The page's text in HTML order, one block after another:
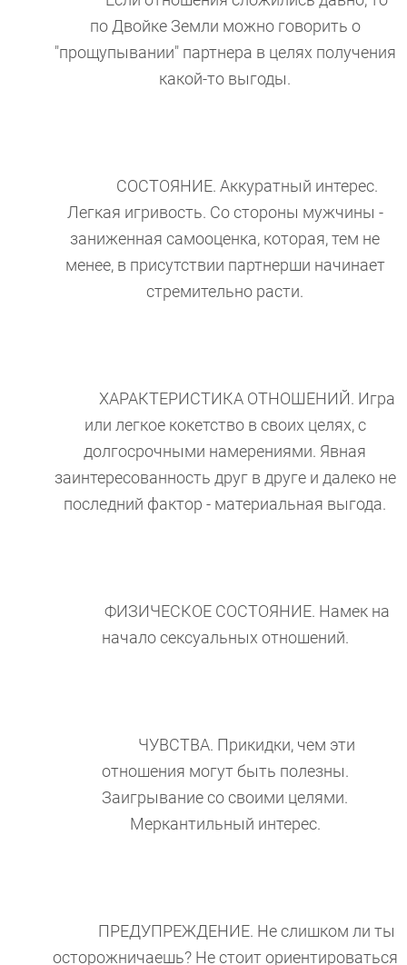
по Двойке Земли можно говорить о
"прощупывании" партнера в целях получения
какой-то выгоды.
СОСТОЯНИЕ. Аккуратный интерес.
Легкая игривость. Со стороны мужчины -
заниженная самооценка, которая, тем не
менее, в присутствии партнерши начинает
стремительно расти.
ХАРАКТЕРИСТИКА ОТНОШЕНИЙ. Игра
или легкое кокетство в своих целях, с
долгосрочными намерениями. Явная
заинтересованность друг в друге и далеко не
последний фактор - материальная выгода.
ФИЗИЧЕСКОЕ СОСТОЯНИЕ. Намек на
начало сексуальных отношений.
ЧУВСТВА. Прикидки, чем эти
отношения могут быть полезны.
Заигрывание со своими целями.
Меркантильный интерес.
ПРЕДУПРЕЖДЕНИЕ. Не слишком ли ты
осторожничаешь? Не стоит ориентироваться